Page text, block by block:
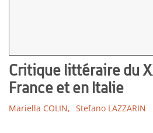
Critique littéraire du
France et en Italie
Mariella COLIN, Stefano LAZZARIN